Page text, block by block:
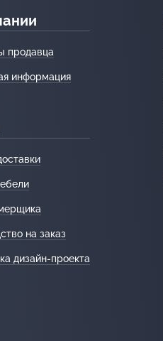
продавца
информация
на заказ
дизайн-проекта